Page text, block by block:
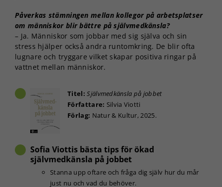
Påverkas stämningen mellan kollegor på arbetsplatser
om människor blir bättre på självmedkänsla?
– Ja. Människor som jobbar med sig själva och sin
stress hjälper också andra runtomkring. De blir ofta
lugnare och tryggare vilket skapar positiva ringar på
vattnet mellan människor.
Titel: Självmedkänsla på jobbet
Författare: Silvia Viotti
Förlag: Natur & Kultur, 2025.
Sofia Viottis bästa tips för ökad
självmedkänsla på jobbet
Stanna upp oftare och fråga dig själv hur du mår
just nu och vad du behöver.